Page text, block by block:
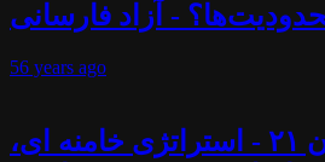
- آزاد فارسانی
56 years ago
شیعه گری در قرن ۲۱ - استراتژی خامنه ای،